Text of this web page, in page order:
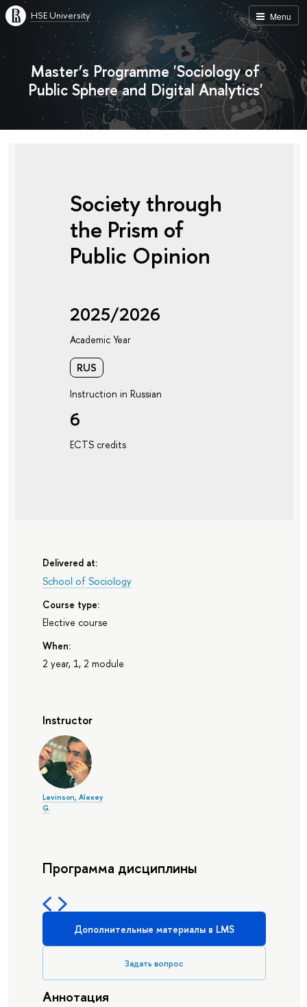
Menu
HSE University
Master’s Programme 'Sociology of
Public Sphere and Digital Analytics'
Society through
the Prism of
Public Opinion
2025/2026
Academic Year
RUS
Instruction in Russian
6
ECTS credits
Delivered at:
School of Sociology
Course type:
Elective course
When:
2 year, 1, 2 module
Instructor
Levinson, Alexey
G.
Программа дисциплины
Дополнительные материалы в LMS
Задать вопрос
Аннотация